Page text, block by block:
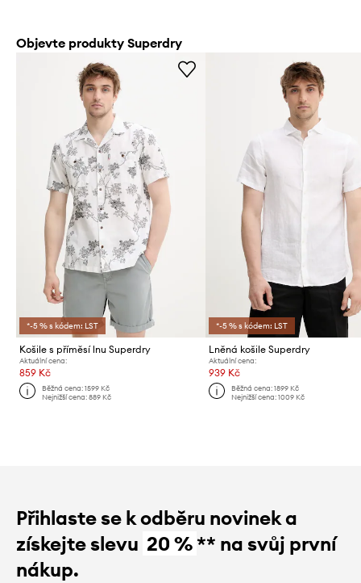
Objevte produkty Superdry
*-5 % s kódem: LST
Košile s příměsí lnu Superdry
Aktuální cena:
859 Kč
Běžná cena:1599 Kč
Nejnižší cena:889 Kč
*-5 % s kódem: LST
Lněná košile Superdry
Aktuální cena:
939 Kč
Běžná cena: 1899 Kč
Nejnižší cena: 1009 Kč
Přihlaste se k odběru novinek a
získejte slevu 20 %** na svůj první
nákup.